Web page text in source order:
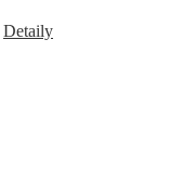
Detaily